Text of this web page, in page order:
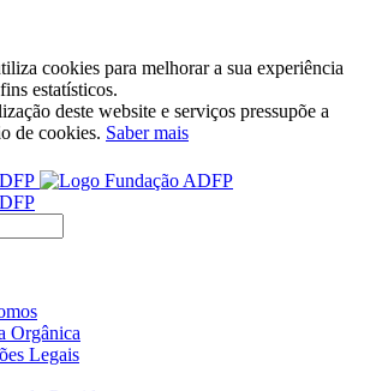
cookies para melhorar a sua experiência
estatísticos.
deste website e serviços pressupõe a
de cookies. Saber mais
Orgânica
Legais